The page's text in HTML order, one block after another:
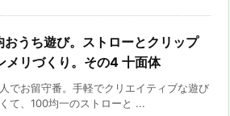
うち遊び。ストローとクリップ
メリづくり。その4 十面体
でお留守番。手軽でクリエイティブな遊び
て、100均一のストローと ...